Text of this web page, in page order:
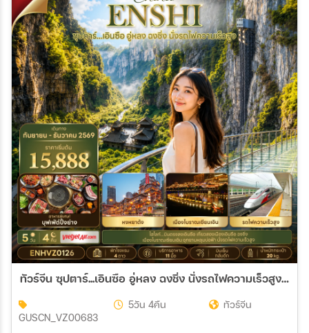
ทัวร์จีน ซุปตาร์...เอินซือ อู่หลง ฉงชิ่ง นั่งรถไฟความเร็วสูง (SEP-DEC 2026) บินเย็น-กลับดึก 5วัน 4คืน (VZ)
GUSCN_VZ00683
5วัน 4คืน ทัวร์จีน